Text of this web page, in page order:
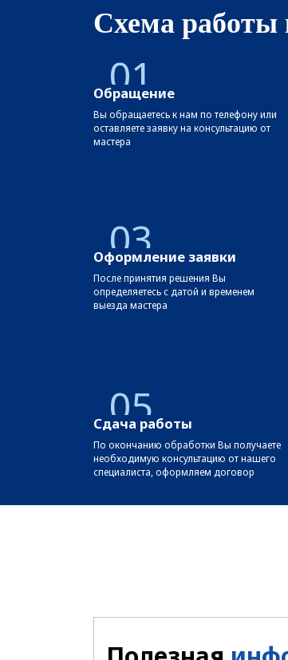
Схема
01
Обращение
Вы обращаетесь к нам по телефону или
оставляете заявку на консультацию от
мастера
03
Оформление заявки
После принятия решения Вы
определяетесь с датой и временем
выезда мастера
05
Сдача работы
По окончанию обработки Вы получаете
необходимую консультацию от нашего
специалиста, оформляем договор